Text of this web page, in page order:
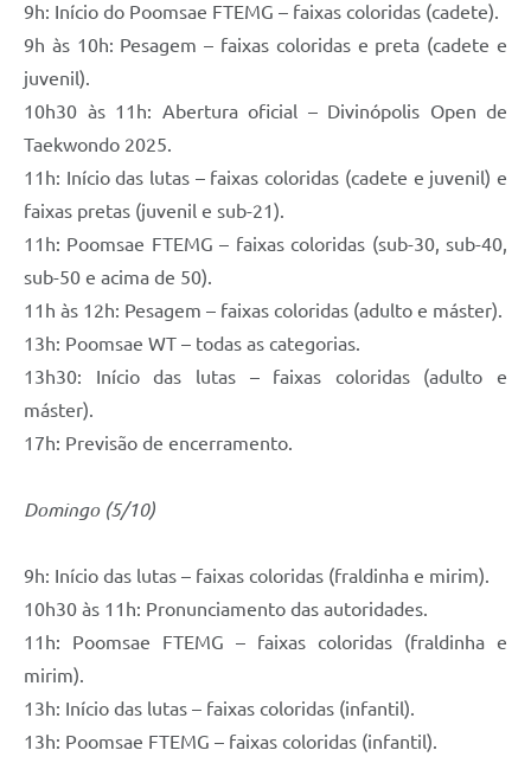
9h: Início do Poomsae FTEMG – faixas coloridas (cadete).
9h às 10h: Pesagem – faixas coloridas e preta (cadete e
juvenil).
10h30 às 11h: Abertura oficial – Divinópolis Open de
Taekwondo 2025.
11h: Início das lutas – faixas coloridas (cadete e juvenil) e
faixas pretas (juvenil e sub-21).
11h: Poomsae FTEMG – faixas coloridas (sub-30, sub-40,
sub-50 e acima de 50).
11h às 12h: Pesagem – faixas coloridas (adulto e máster).
13h: Poomsae WT – todas as categorias.
13h30: Início das lutas – faixas coloridas (adulto e
máster).
17h: Previsão de encerramento.
Domingo (5/10)
9h: Início das lutas – faixas coloridas (fraldinha e mirim).
10h30 às 11h: Pronunciamento das autoridades.
11h: Poomsae FTEMG – faixas coloridas (fraldinha e
mirim).
13h: Início das lutas – faixas coloridas (infantil).
13h: Poomsae FTEMG – faixas coloridas (infantil).